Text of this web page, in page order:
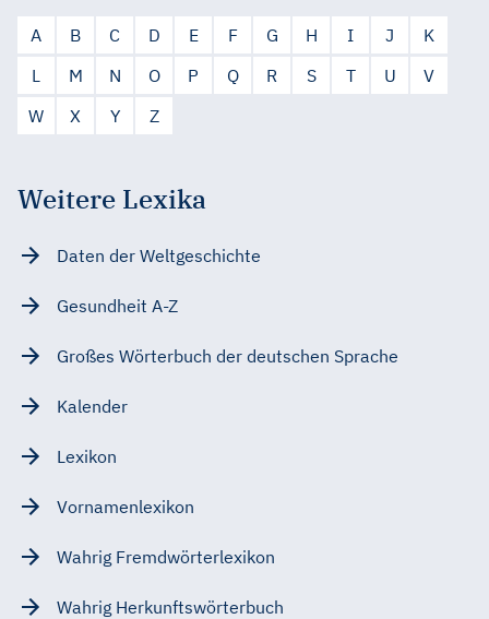
A B C D E F G H I J
K
L
M N O P Q R S T U
V
W
X Y Z
Weitere Lexika
Daten der Weltgeschichte
Gesundheit A-Z
Großes Wörterbuch der deutschen Sprache
Kalender
Lexikon
Vornamenlexikon
Wahrig Fremdwörterlexikon
Wahrig Herkunftswörterbuch